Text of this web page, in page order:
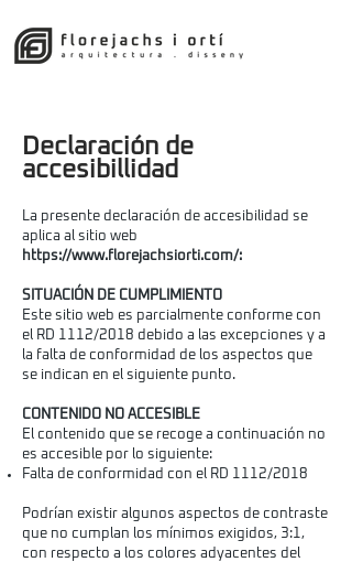
Declaración de
accesibillidad
La presente declaración de accesibilidad se
aplica al sitio web
https://www.florejachsiorti.com/:
SITUACIÓN DE CUMPLIMIENTO
Este sitio web es parcialmente conforme con
el RD 1112/2018 debido a las excepciones y a
la falta de conformidad de los aspectos que
se indican en el siguiente punto.
CONTENIDO NO ACCESIBLE
El contenido que se recoge a continuación no
es accesible por lo siguiente:
Falta de conformidad con el RD 1112/2018
Podrían existir algunos aspectos de contraste
que no cumplan los mínimos exigidos, 3:1,
con respecto a los colores adyacentes del